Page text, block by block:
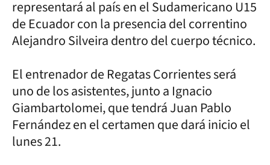
representará al país en el Sudamericano U15
de Ecuador con la presencia del correntino
Alejandro Silveira dentro del cuerpo técnico.
El entrenador de Regatas Corrientes será
uno de los asistentes, junto a Ignacio
Giambartolomei, que tendrá Juan Pablo
Fernández en el certamen que dará inicio el
lunes 21.